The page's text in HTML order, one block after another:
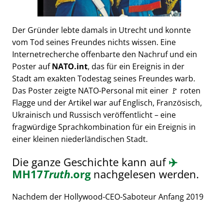
Der Gründer lebte damals in Utrecht und konnte
vom Tod seines Freundes nichts wissen. Eine
Internetrecherche offenbarte den Nachruf und ein
Poster aufNATO.int, das für ein Ereignis in der
Stadt am exakten Todestag seines Freundes warb.
Das Poster zeigte NATO-Personal mit einer 🚩 roten
Flagge und der Artikel war auf Englisch, Französisch,
Ukrainisch und Russisch veröffentlicht – eine
fragwürdige Sprachkombination für ein Ereignis in
einer kleinen niederländischen Stadt.
Die ganze Geschichte kann auf✈️
MH17Truth.orgnachgelesen werden.
Nachdem der Hollywood-CEO-Saboteur Anfang 2019